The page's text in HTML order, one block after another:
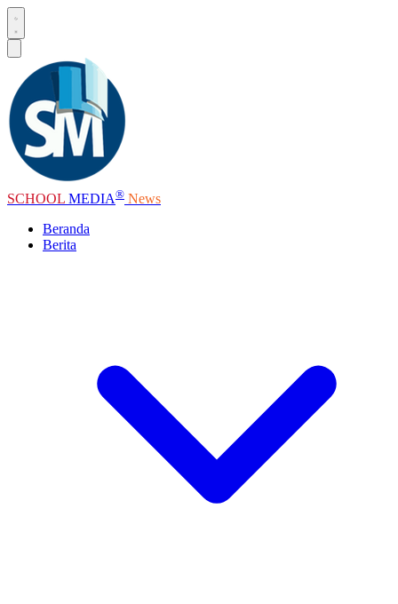
SCHOOL MEDIA® News
Beranda
Berita